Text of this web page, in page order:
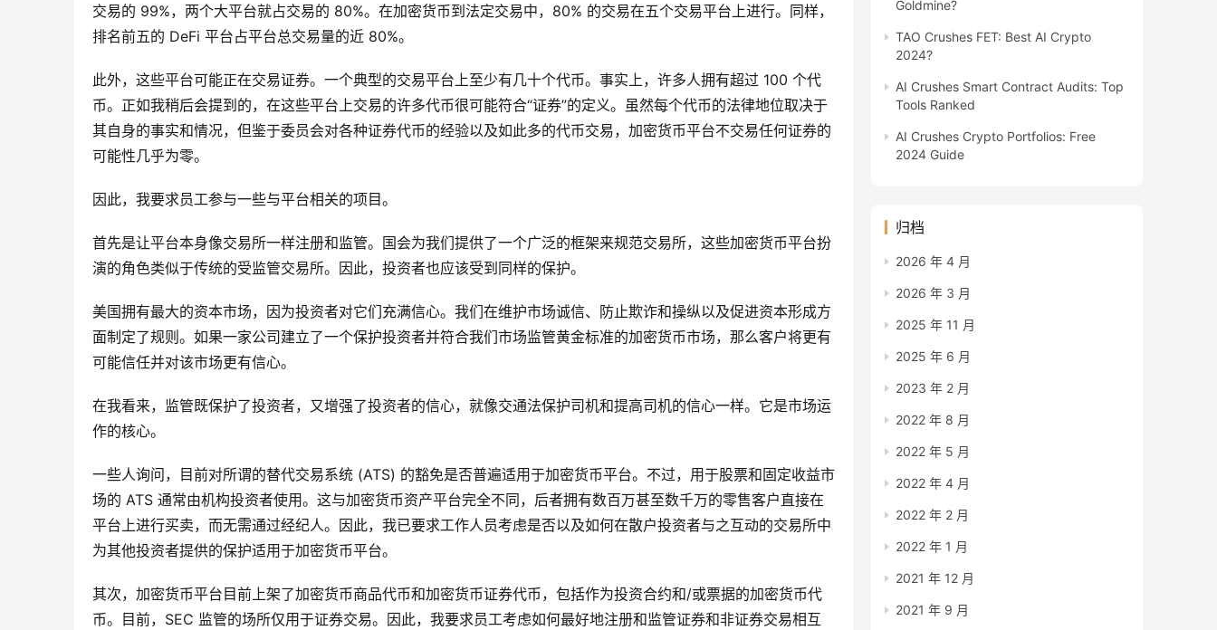
交易的 99%，两个大平台就占交易的 80%。在加密货币到法定交易中，80% 的交易在五个交易平台上进行。同样，
排名前五的 DeFi 平台占平台总交易量的近 80%。
此外，这些平台可能正在交易证券。一个典型的交易平台上至少有几十个代币。事实上，许多人拥有超过 100 个代
币。正如我稍后会提到的，在这些平台上交易的许多代币很可能符合“证券”的定义。虽然每个代币的法律地位取决于
其自身的事实和情况，但鉴于委员会对各种证券代币的经验以及如此多的代币交易，加密货币平台不交易任何证券的
可能性几乎为零。
因此，我要求员工参与一些与平台相关的项目。
首先是让平台本身像交易所一样注册和监管。国会为我们提供了一个广泛的框架来规范交易所，这些加密货币平台扮
演的角色类似于传统的受监管交易所。因此，投资者也应该受到同样的保护。
美国拥有最大的资本市场，因为投资者对它们充满信心。我们在维护市场诚信、防止欺诈和操纵以及促进资本形成方
面制定了规则。如果一家公司建立了一个保护投资者并符合我们市场监管黄金标准的加密货币市场，那么客户将更有
可能信任并对该市场更有信心。
在我看来，监管既保护了投资者，又增强了投资者的信心，就像交通法保护司机和提高司机的信心一样。它是市场运
作的核心。
一些人询问，目前对所谓的替代交易系统 (ATS) 的豁免是否普遍适用于加密货币平台。不过，用于股票和固定收益市
场的 ATS 通常由机构投资者使用。这与加密货币资产平台完全不同，后者拥有数百万甚至数千万的零售客户直接在
平台上进行买卖，而无需通过经纪人。因此，我已要求工作人员考虑是否以及如何在散户投资者与之互动的交易所中
为其他投资者提供的保护适用于加密货币平台。
其次，加密货币平台目前上架了加密货币商品代币和加密货币证券代币，包括作为投资合约和/或票据的加密货币代
币。目前，SEC 监管的场所仅用于证券交易。因此，我要求员工考虑如何最好地注册和监管证券和非证券交易相互
Goldmine?
TAO Crushes FET: Best AI Crypto
2024?
AI Crushes Smart Contract Audits: Top
Tools Ranked
AI Crushes Crypto Portfolios: Free
2024 Guide
归档
2026 年 4 月
2026 年 3 月
2025 年 11 月
2025 年 6 月
2023 年 2 月
2022 年 8 月
2022 年 5 月
2022 年 4 月
2022 年 2 月
2022 年 1 月
2021 年 12 月
2021 年 9 月